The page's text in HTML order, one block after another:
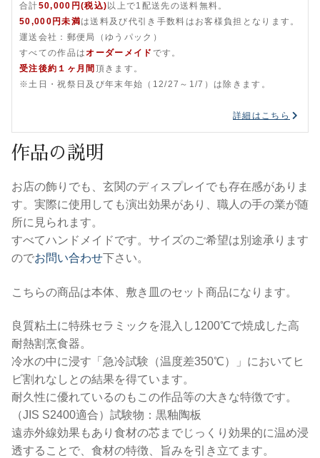
合計50,000円(税込) 以上で1配送先の送料無料。
50,000円未満は送料及び代引き手数料はお客様負担となります。
運送会社：郵便局（ゆうパック）
すべての作品はオーダーメイド です。
受注後約１ヶ月間 頂きます。
※土日・祝祭日及び年末年始（12/27～1/7）は除きます。
詳細はこちら
作品の説明
お店の飾りでも、玄関のディスプレイでも存在感がありま
す。実際に使用しても演出効果があり、職人の手の業が随
所に見られます。
すべてハンドメイドです。サイズのご希望は別途承ります
のでお問い合わせ下さい。
こちらの商品は本体、敷き皿のセット商品になります。
良質粘土に特殊セラミックを混入し1200℃で焼成した高
耐熱割烹食器。
冷水の中に浸す「急冷試験（温度差350℃）」においてヒ
ビ割れなしとの結果を得ています。
耐久性に優れているのもこの作品等の大きな特徴です。
（JIS S2400適合）試験物：黒釉陶板
遠赤外線効果もあり食材の芯までじっくり効果的に温め浸
透することで、食材の特徴、旨みを引き立てます。